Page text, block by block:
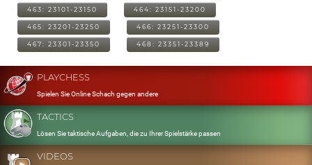
463: 23101-23150 464: 23151-23200
465: 23201-23250 466: 23251-23300
467: 23301-23350 468: 23351-23389
PLAYCHESS
Spielen Sie Online Schach gegen andere
TACTICS
Lösen Sie taktische Aufgaben, die zu Ihrer Spielstärke passen
VIDEOS